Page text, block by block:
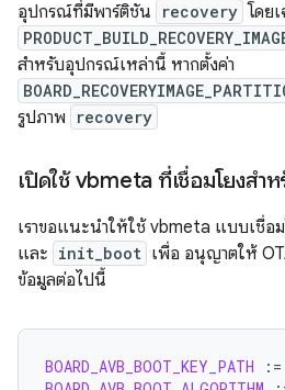
อุปกรณ์ที่มีพาร์ติชัน recovery โดย
สำหรับอุปกรณ์เหล่านี้ หากตั้งค่า
รูปภาพ
recovery
เปิดใช้ vbmeta ที่เชื่อมโยงสำ
เราขอแนะนำให้ใช้ vbmeta แบบเชื่อ
และ init_boot เพื่อ อนุญาตให้
ข้อมูลต่อไปนี้
BOARD_AVB_BOOT_KEY_PATH
:=